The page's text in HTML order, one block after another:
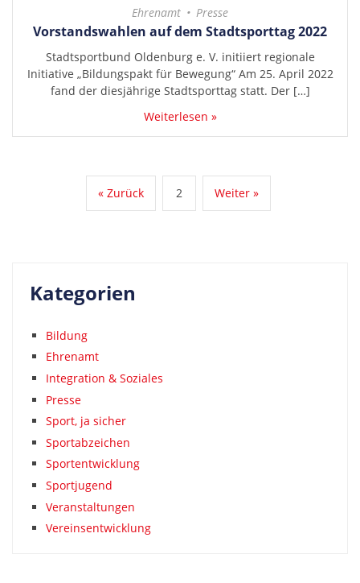
Ehrenamt Presse
Vorstandswahlen auf dem Stadtsporttag 2022
Stadtsportbund Oldenburg e. V. initiiert regionale
Initiative „Bildungspakt für Bewegung“ Am 25. April 2022
fand der diesjährige Stadtsporttag statt. Der […]
Weiterlesen »
« Zurück 2 Weiter »
Kategorien
Bildung
Ehrenamt
Integration & Soziales
Presse
Sport, ja sicher
Sportabzeichen
Sportentwicklung
Sportjugend
Veranstaltungen
Vereinsentwicklung